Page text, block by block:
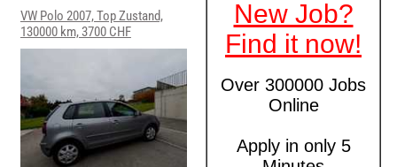
VW Polo 2007, Top Zustand,
130000 km, 3700 CHF